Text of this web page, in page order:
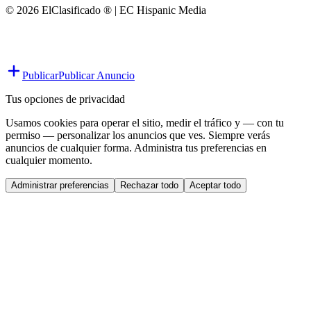
© 2026 ElClasificado ® | EC Hispanic Media
PublicarPublicar Anuncio
Tus opciones de privacidad
Usamos cookies para operar el sitio, medir el tráfico y — con tu
permiso — personalizar los anuncios que ves. Siempre verás
anuncios de cualquier forma. Administra tus preferencias en
cualquier momento.
Administrar preferencias Rechazar todo Aceptar todo